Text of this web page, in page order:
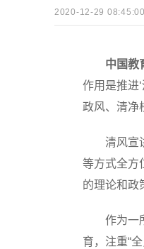
2020-12-29 08:45:00
中国教
作用是推进
政风、清净
清风宣讲
等方式全方
的理论和政
作为一所
育，注重“